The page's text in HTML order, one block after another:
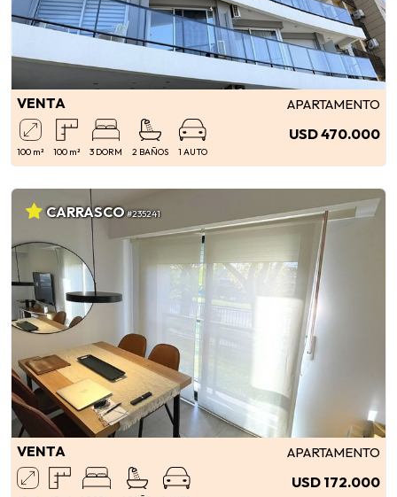
VENTA APARTAMENTO
100 m² 100 m² 3 DORM 2 BAÑOS 1 AUTO
USD 470.000
CARRASCO#235241
VENTA APARTAMENTO
USD 172.000